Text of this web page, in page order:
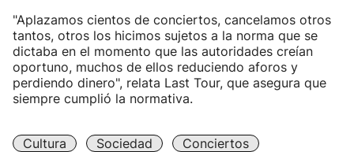
"Aplazamos cientos de conciertos, cancelamos otros
tantos, otros los hicimos sujetos a la norma que se
dictaba en el momento que las autoridades creían
oportuno, muchos de ellos reduciendo aforos y
perdiendo dinero", relata Last Tour, que asegura que
siempre cumplió la normativa.
Cultura Sociedad
Conciertos